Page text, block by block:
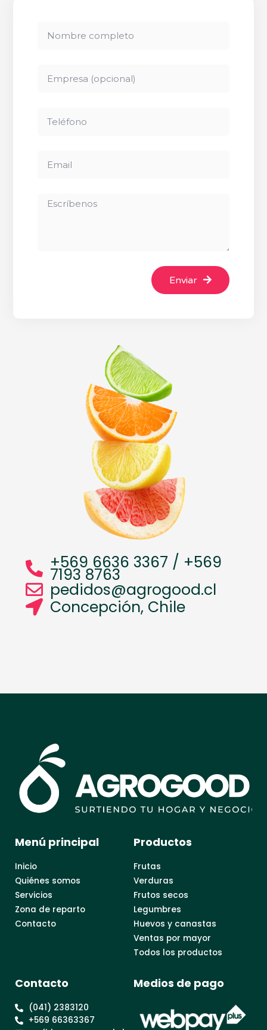
+569 6636 3367 / +569
7193 8763
pedidos@agrogood.cl
Concepción, Chile
Name
Name
Write
Enviar
Menú principal
Inicio
Quiénes somos
Servicios
Zona de reparto
Contacto
Productos
Frutas
Verduras
Frutos secos
Legumbres
Huevos y canastas
Ventas por mayor
Todos los productos
Contacto
(041) 2383120
+569 66363367
Medios de pago